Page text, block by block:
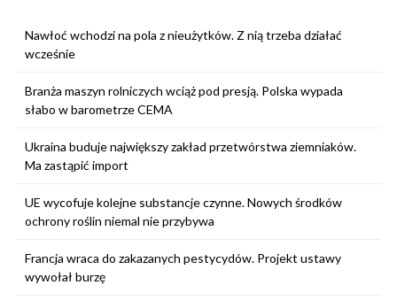
Nawłoć wchodzi na pola z nieużytków. Z nią trzeba działać
wcześnie
Branża maszyn rolniczych wciąż pod presją. Polska wypada
słabo w barometrze CEMA
Ukraina buduje największy zakład przetwórstwa ziemniaków.
Ma zastąpić import
UE wycofuje kolejne substancje czynne. Nowych środków
ochrony roślin niemal nie przybywa
Francja wraca do zakazanych pestycydów. Projekt ustawy
wywołał burzę